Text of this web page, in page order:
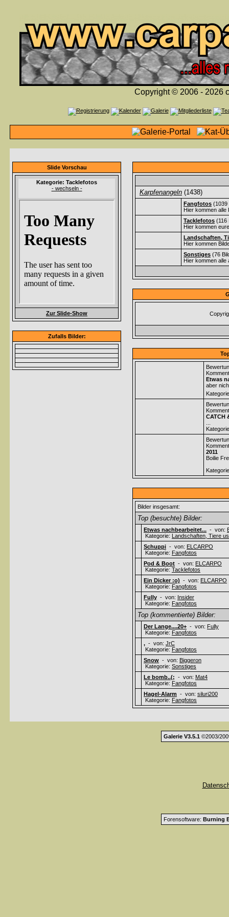
Copyright © 2006 - 2026
Slide Vorschau
Kategorie: Tacklefotos
- wechseln -
Zur Slide-Show
Zufalls Bilder:
Karpfenangeln (1438)
Fangfotos
Hier kommen
Tacklefotos
Hier kommen
Landschaften,
Hier kommen
Sonstiges (76
Hier kommen alle
Etwas
aber
CATCH
2011
Boilie
Bilder insgesamt:
Top (besuchte) Bilder:
Etwas nachbearbeitet... - von:
Kategorie: Landschaften, Tiere
Schuppi - von: ELCARPO
Kategorie: Fangfotos
Pod & Boot - von: ELCARPO
Kategorie: Tacklefotos
Ein Dicker :o) - von: ELCARPO
Kategorie: Fangfotos
Fully - von: Insider
Kategorie: Fangfotos
Top (kommentierte) Bilder:
Der Lange....20+ - von: Fully
Kategorie: Fangfotos
, - von: JrC
Kategorie: Fangfotos
Snow - von: Biggeron
Kategorie: Sonstiges
Le bomb..(; - von: Mat4
Kategorie: Fangfotos
Hagel-Alarm - von: siluri200
Kategorie: Fangfotos
Galerie V3.5.1 ©2003/
Forensoftware: Burning